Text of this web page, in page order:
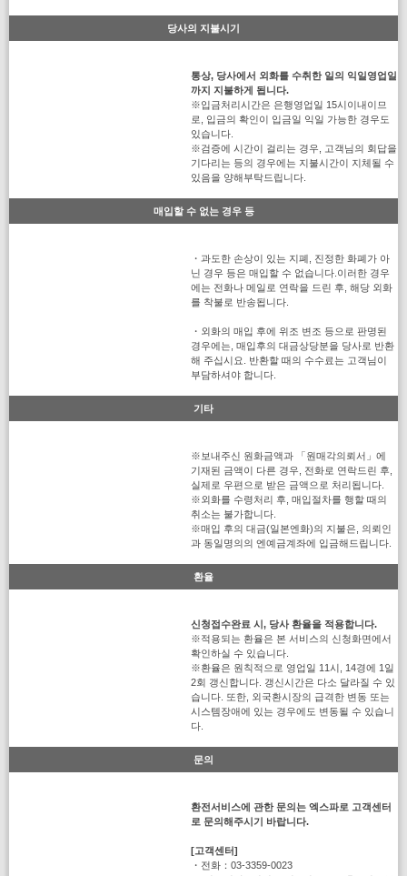
당사의 지불시기
통상, 당사에서 외화를 수취한 일의 익일영업일
까지 지불하게 됩니다.
※입금처리시간은 은행영업일 15시이내이므
로, 입금의 확인이 입금일 익일 가능한 경우도
있습니다.
※검증에 시간이 걸리는 경우, 고객님의 회답을
기다리는 등의 경우에는 지불시간이 지체될 수
있음을 양해부탁드립니다.
매입할 수 없는 경우 등
・과도한 손상이 있는 지폐, 진정한 화폐가 아
닌 경우 등은 매입할 수 없습니다.이러한 경우
에는 전화나 메일로 연락을 드린 후, 해당 외화
를 착불로 반송됩니다.
・외화의 매입 후에 위조 변조 등으로 판명된
경우에는, 매입후의 대금상당분을 당사로 반환
해 주십시요. 반환할 때의 수수료는 고객님이
부담하셔야 합니다.
기타
※보내주신 원화금액과 「원매각의뢰서」에
기재된 금액이 다른 경우, 전화로 연락드린 후,
실제로 우편으로 받은 금액으로 처리됩니다.
※외화를 수령처리 후, 매입절차를 행할 때의
취소는 불가합니다.
※매입 후의 대금(일본엔화)의 지불은, 의뢰인
과 동일명의의 엔예금계좌에 입금해드립니다.
환율
신청접수완료 시, 당사 환율을 적용합니다.
※적용되는 환율은 본 서비스의 신청화면에서
확인하실 수 있습니다.
※환율은 원칙적으로 영업일 11시, 14경에 1일
2회 갱신합니다. 갱신시간은 다소 달라질 수 있
습니다. 또한, 외국환시장의 급격한 변동 또는
시스템장애에 있는 경우에도 변동될 수 있습니
다.
문의
환전서비스에 관한 문의는 엑스파로 고객센터
로 문의해주시기 바랍니다.
[고객센터]
・전화：03-3359-0023